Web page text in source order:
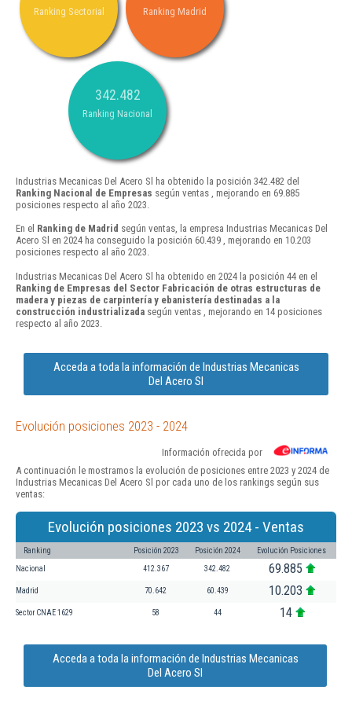
Ranking Sectorial Ranking Madrid
342.482
Ranking Nacional
Industrias Mecanicas Del Acero Sl ha obtenido la posición 342.482 del
Ranking Nacional de Empresas según ventas , mejorando en 69.885
posiciones respecto al año 2023.
En el Ranking de Madrid según ventas, la empresa Industrias Mecanicas Del
Acero Sl en 2024 ha conseguido la posición 60.439 , mejorando en 10.203
posiciones respecto al año 2023.
Industrias Mecanicas Del Acero Sl ha obtenido en 2024 la posición 44 en el
Ranking de Empresas del Sector Fabricación de otras estructuras de
madera y piezas de carpintería y ebanistería destinadas a la
construcción industrializada según ventas , mejorando en 14 posiciones
respecto al año 2023.
Acceda a toda la información de Industrias Mecanicas
Del Acero Sl
Evolución posiciones 2023 - 2024
Información ofrecida por
A continuación le mostramos la evolución de posiciones entre 2023 y 2024 de
Industrias Mecanicas Del Acero Sl por cada uno de los rankings según sus
ventas:
Evolución posiciones 2023 vs 2024 - Ventas
Ranking Posición 2023 Posición 2024 Evolución Posiciones
Nacional 412.367 342.482 69.885
Madrid 70.642 60.439 10.203
Sector CNAE 1629 58 44 14
Acceda a toda la información de Industrias Mecanicas
Del Acero Sl